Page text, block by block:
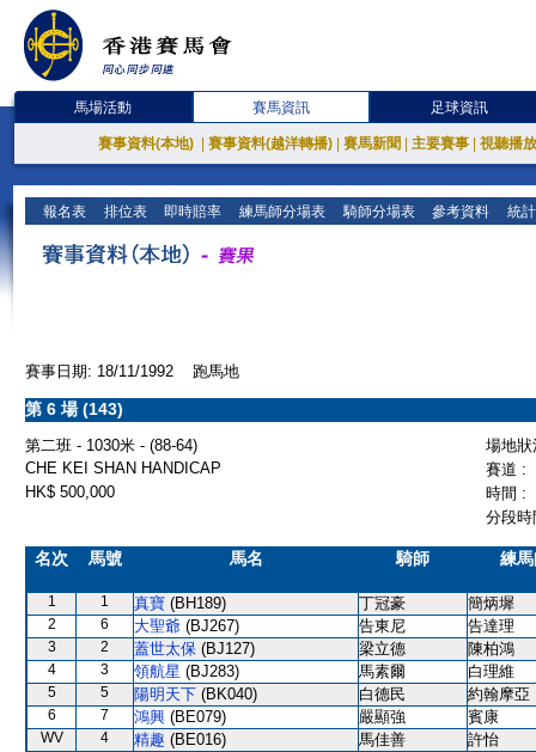
馬場活動 賽馬資訊 足球資訊
賽事資料(本地) 賽事資料(越洋轉播) 賽馬新聞 主要賽事 視聽播
報名表 排位表 即時賠率 練馬師分場表 騎師分場表 參考資料 統
賽事日期: 18/11/1992 跑馬地
第 6 場 (143)
第二班 - 1030米 - (88-64)
場地
CHE KEI SHAN HANDICAP
賽道 :
HK$ 500,000
時間 :
分段
名次 馬號 馬名 騎師 練
1 1 真寶 (BH189) 丁冠豪 簡炳墀
2 6 大聖爺 (BJ267) 告東尼 告達理
3 2 蓋世太保 (BJ127) 梁立德 陳柏鴻
4 3 領航星 (BJ283) 馬素爾 白理維
5 5 陽明天下 (BK040) 白德民 約翰摩亞
6 7 鴻興 (BE079) 嚴顯強 賓康
WV 4 精趣 (BE016) 馬佳善
許怡